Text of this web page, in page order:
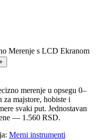
Merenje s LCD Ekranom
merenje u opsegu 0–
za majstore, hobiste i
svaki put. Jednostavan
— 1.560 RSD.
Merni instrumenti